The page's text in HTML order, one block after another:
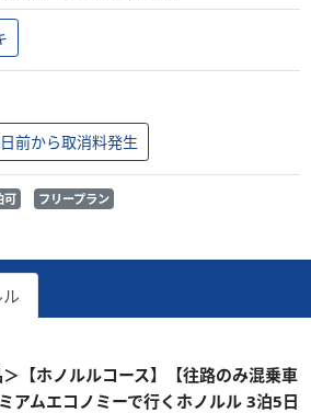
前から取消料発生
可 フリープラン
【ホノルルコース】【往路のみ混乗車
アムエコノミーで行くホノルル 3泊5日